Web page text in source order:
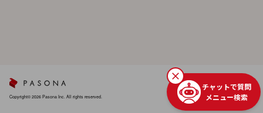
Copyright© 2026 Pasona Inc. All rights reserved.
チャットで質問
メニュー検索